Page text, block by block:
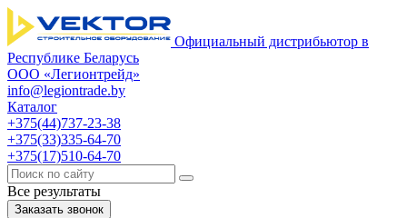
Официальный дистрибьютор в
Республике Беларусь
ООО «Легионтрейд»
info@legiontrade.by
Каталог
+375(44)737-23-38
+375(33)335-64-70
+375(17)510-64-70
Все результаты
Заказать звонок